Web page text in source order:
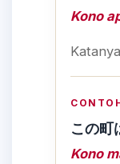
Kono
この町
Kono